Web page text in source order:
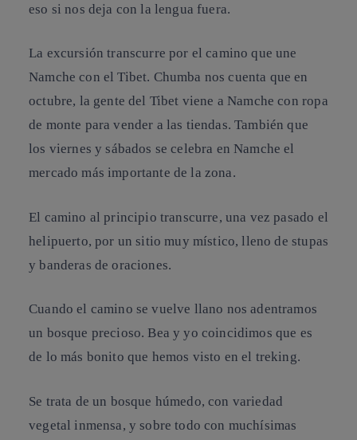
eso si nos deja con la lengua fuera.
La excursión transcurre por el camino que une
Namche con el Tibet. Chumba nos cuenta que en
octubre, la gente del Tibet viene a Namche con ropa
de monte para vender a las tiendas. También que
los viernes y sábados se celebra en Namche el
mercado más importante de la zona.
El camino al principio transcurre, una vez pasado el
helipuerto, por un sitio muy místico, lleno de stupas
y banderas de oraciones.
Cuando el camino se vuelve llano nos adentramos
un bosque precioso. Bea y yo coincidimos que es
de lo más bonito que hemos visto en el treking.
Se trata de un bosque húmedo, con variedad
vegetal inmensa, y sobre todo con muchísimas